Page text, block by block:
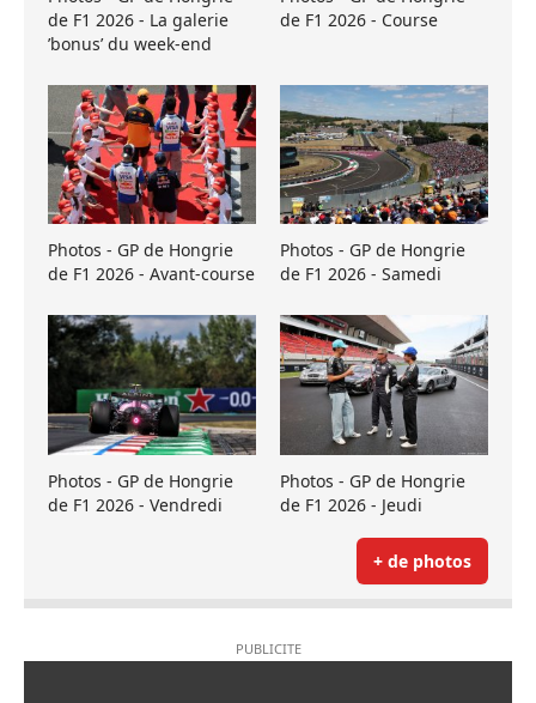
de F1 2026 - La galerie
’bonus’ du week-end
de F1 2026 - Course
Photos - GP de Hongrie
de F1 2026 - Avant-course
Photos - GP de Hongrie
de F1 2026 - Samedi
Photos - GP de Hongrie
de F1 2026 - Vendredi
Photos - GP de Hongrie
de F1 2026 - Jeudi
+ de photos